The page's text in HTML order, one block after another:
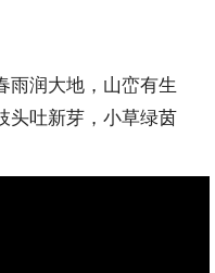
雨润大地，山峦有生
头吐新芽，小草绿茵